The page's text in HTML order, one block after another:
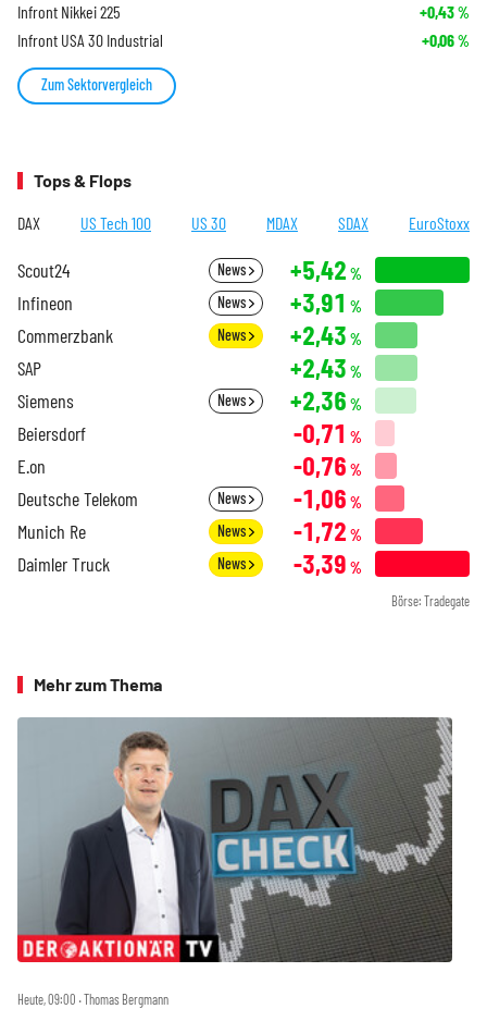
Infront Nikkei 225 +0,43%
Infront USA 30 Industrial +0,06%
Zum Sektorvergleich
Tops & Flops
DAX US Tech 100 US 30 MDAX SDAX EuroStoxx
Scout24 News +5,42 %
Infineon News +3,91 %
Commerzbank News +2,43 %
SAP +2,43 %
Siemens News +2,36 %
Beiersdorf -0,71 %
E.on -0,76 %
Deutsche Telekom News -1,06 %
Munich Re News -1,72 %
Daimler Truck News -3,39 %
Börse: Tradegate
Mehr zum Thema
Heute, 09:00 ‧ Thomas Bergmann